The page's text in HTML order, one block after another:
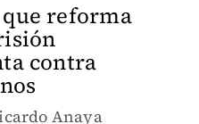
reforma
contra
Anaya